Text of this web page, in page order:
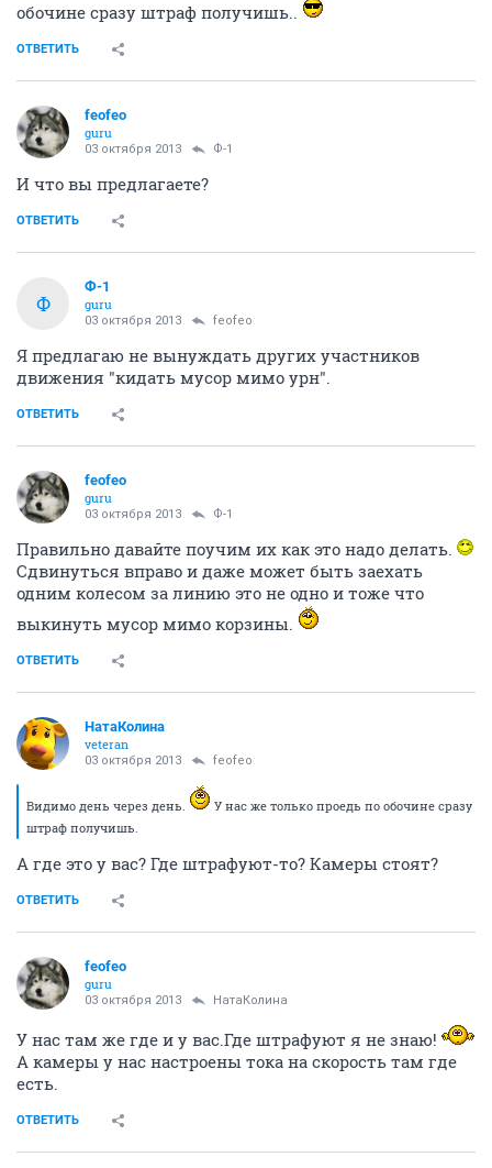
обочине сразу штраф получишь..
ОТВЕТИТЬ
feofeo
guru
03 октября 2013 Ф-1
И что вы предлагаете?
ОТВЕТИТЬ
Ф
Ф-1
guru
03 октября 2013 feofeo
Я предлагаю не вынуждать других участников
движения "кидать мусор мимо урн".
ОТВЕТИТЬ
feofeo
guru
03 октября 2013 Ф-1
Правильно давайте поучим их как это надо делать.
Сдвинуться вправо и даже может быть заехать
одним колесом за линию это не одно и тоже что
выкинуть мусор мимо корзины.
ОТВЕТИТЬ
НатаКолина
veteran
03 октября 2013 feofeo
Видимо день через день.
У нас же только проедь по обочине сразу
штраф получишь.
А где это у вас? Где штрафуют-то? Камеры стоят?
ОТВЕТИТЬ
feofeo
guru
03 октября 2013 НатаКолина
У нас там же где и у вас.Где штрафуют я не знаю!
А камеры у нас настроены тока на скорость там где
есть.
ОТВЕТИТЬ